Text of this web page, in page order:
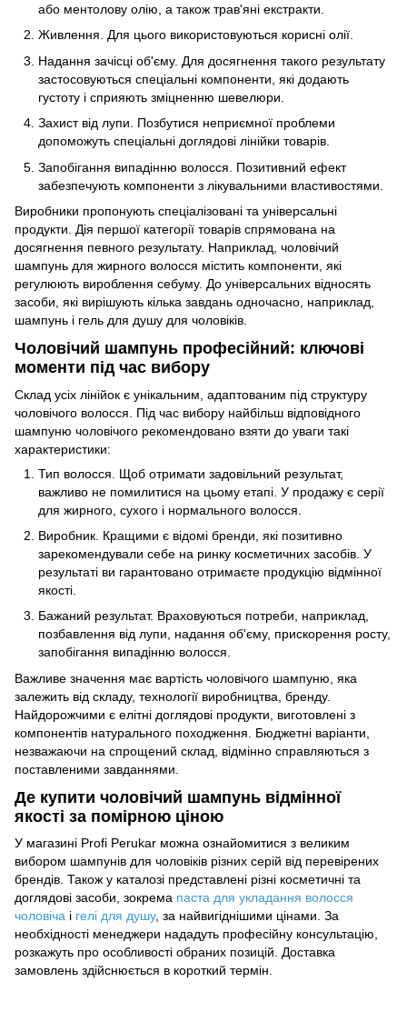
або ментолову олію, а також трав'яні екстракти.
Живлення. Для цього використовуються корисні олії.
Надання зачісці об'єму. Для досягнення такого результату
застосовуються спеціальні компоненти, які додають
густоту і сприяють зміцненню шевелюри.
Захист від лупи. Позбутися неприємної проблеми
допоможуть спеціальні доглядові лінійки товарів.
Запобігання випадінню волосся. Позитивний ефект
забезпечують компоненти з лікувальними властивостями.
Виробники пропонують спеціалізовані та універсальні
продукти. Дія першої категорії товарів спрямована на
досягнення певного результату. Наприклад, чоловічий
шампунь для жирного волосся містить компоненти, які
регулюють вироблення себуму. До універсальних відносять
засоби, які вирішують кілька завдань одночасно, наприклад,
шампунь і гель для душу для чоловіків.
Чоловічий шампунь професійний: ключові
моменти під час вибору
Склад усіх лінійок є унікальним, адаптованим під структуру
чоловічого волосся. Під час вибору найбільш відповідного
шампуню чоловічого рекомендовано взяти до уваги такі
характеристики:
Тип волосся. Щоб отримати задовільний результат,
важливо не помилитися на цьому етапі. У продажу є серії
для жирного, сухого і нормального волосся.
Виробник. Кращими є відомі бренди, які позитивно
зарекомендували себе на ринку косметичних засобів. У
результаті ви гарантовано отримаєте продукцію відмінної
якості.
Бажаний результат. Враховуються потреби, наприклад,
позбавлення від лупи, надання об'єму, прискорення росту,
запобігання випадінню волосся.
Важливе значення має вартість чоловічого шампуню, яка
залежить від складу, технології виробництва, бренду.
Найдорожчими є елітні доглядові продукти, виготовлені з
компонентів натурального походження. Бюджетні варіанти,
незважаючи на спрощений склад, відмінно справляються з
поставленими завданнями.
Де купити чоловічий шампунь відмінної
якості за помірною ціною
У магазині Profi Perukar можна ознайомитися з великим
вибором шампунів для чоловіків різних серій від перевірених
брендів. Також у каталозі представлені різні косметичні та
доглядові засоби, зокрема паста для укладання волосся
чоловіча і гелі для душу, за найвигіднішими цінами. За
необхідності менеджери нададуть професійну консультацію,
розкажуть про особливості обраних позицій. Доставка
замовлень здійснюється в короткий термін.